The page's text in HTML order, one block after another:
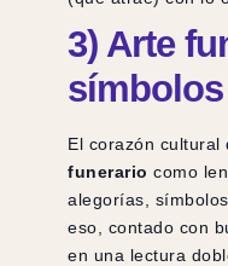
3) Arte
símbolos
El corazón
funerario como
alegorías,
eso, contado con
en una lectura